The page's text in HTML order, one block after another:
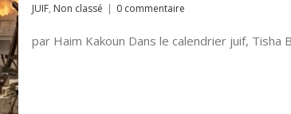
JUIF, Non classé | 0 commentaire
par Haim Kakoun Dans le calendrier juif, Tisha